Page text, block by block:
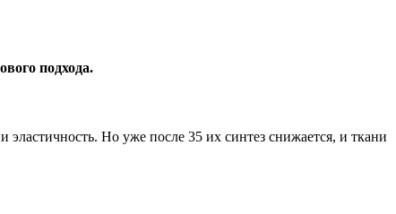
подхода.
эластичность. Но уже после 35 их синтез снижается, и ткани